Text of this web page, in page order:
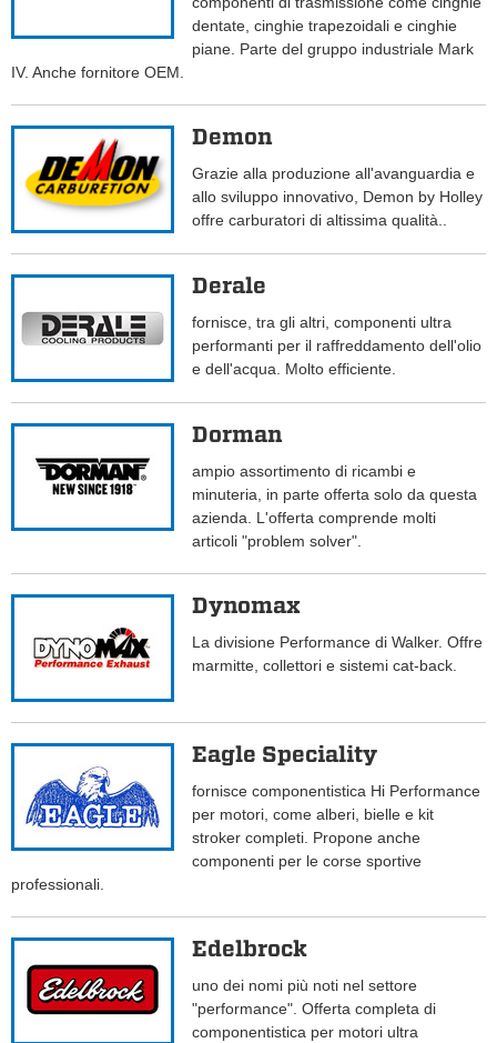
dentate, cinghie trapezoidali e cinghie
piane. Parte del gruppo industriale Mark
IV. Anche fornitore OEM.
Demon
Grazie alla produzione all'avanguardia e
allo sviluppo innovativo, Demon by Holley
offre carburatori di altissima qualità..
Derale
fornisce, tra gli altri, componenti ultra
performanti per il raffreddamento dell'olio
e dell'acqua. Molto efficiente.
Dorman
ampio assortimento di ricambi e
minuteria, in parte offerta solo da questa
azienda. L'offerta comprende molti
articoli "problem solver".
Dynomax
La divisione Performance di Walker. Offre
marmitte, collettori e sistemi cat-back.
Eagle Speciality
fornisce componentistica Hi Performance
per motori, come alberi, bielle e kit
stroker completi. Propone anche
componenti per le corse sportive
professionali.
Edelbrock
uno dei nomi più noti nel settore
"performance". Offerta completa di
componentistica per motori ultra